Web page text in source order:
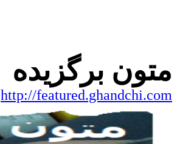
متون برگزیده
http://featured.ghandchi.com